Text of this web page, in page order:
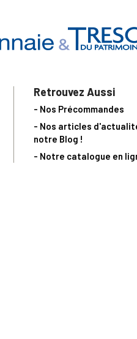
Retrouvez Aussi
- Nos Précommandes
- Nos articles
notre Blog !
- Notre catalogue en